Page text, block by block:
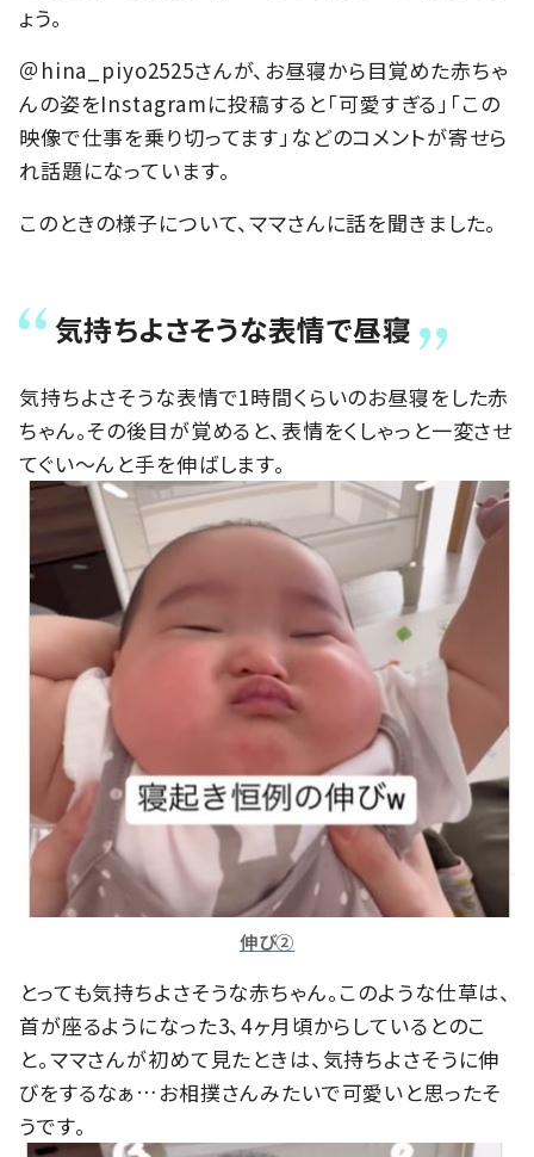
ょう。
＠hina_piyo2525さんが、お昼寝から目覚めた赤ちゃ
んの姿をInstagramに投稿すると「可愛すぎる」「この
映像で仕事を乗り切ってます」などのコメントが寄せら
れ話題になっています。
このときの様子について、ママさんに話を聞きました。
気持ちよさそうな表情で昼寝
気持ちよさそうな表情で1時間くらいのお昼寝をした赤
ちゃん。その後目が覚めると、表情をくしゃっと一変させ
てぐい～んと手を伸ばします。
伸び②
とっても気持ちよさそうな赤ちゃん。このような仕草は、
首が座るようになった3、4ヶ月頃からしているとのこ
と。ママさんが初めて見たときは、気持ちよさそうに伸
びをするなぁ…お相撲さんみたいで可愛いと思ったそ
うです。